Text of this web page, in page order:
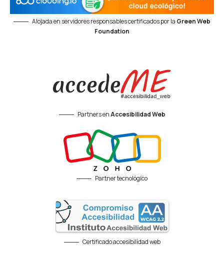
Alojada en servidores responsables certificados por la Green Web
Foundation
Partners enAccesibilidad Web
Partner tecnológico
Certificado accesibilidad web